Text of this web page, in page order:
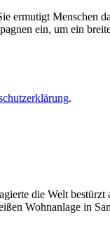
ermutigt Menschen
ein, um ein
.
die Welt
Wohnanlage in